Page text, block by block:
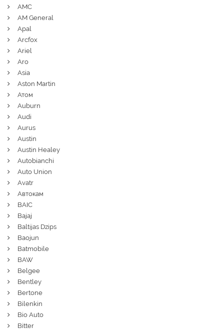
AMC
AM General
Apal
Arcfox
Ariel
Aro
Asia
Aston Martin
Атом
Auburn
Audi
Aurus
Austin
Austin Healey
Autobianchi
Auto Union
Avatr
Автокам
BAIC
Bajaj
Baltijas Dzips
Baojun
Batmobile
BAW
Belgee
Bentley
Bertone
Bilenkin
Bio Auto
Bitter